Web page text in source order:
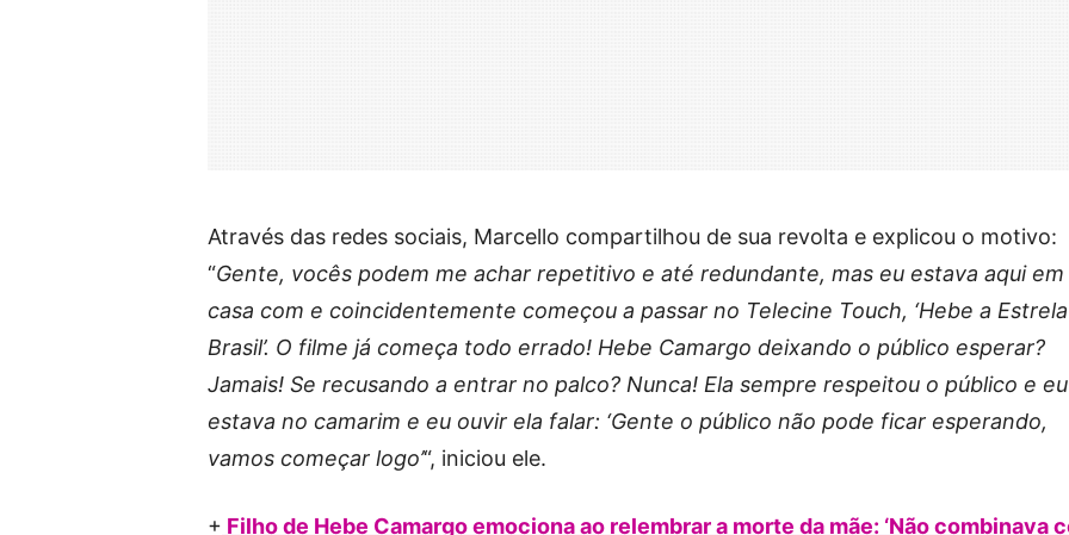
Através das redes sociais, Marcello compartilhou de sua revolta e explicou o motivo:
“Gente, vocês podem me achar repetitivo e até redundante, mas eu estava aqui em
casa com e coincidentemente começou a passar no Telecine Touch, ‘Hebe a
Brasil’. O filme já começa todo errado! Hebe Camargo deixando o público esperar?
Jamais! Se recusando a entrar no palco? Nunca! Ela sempre respeitou o público e eu
estava no camarim e eu ouvir ela falar: ‘Gente o público não pode ficar esperando,
vamos começar logo’“, iniciou ele.
+ Filho de Hebe Camargo emociona ao relembrar a morte da mãe: ‘Não combinava